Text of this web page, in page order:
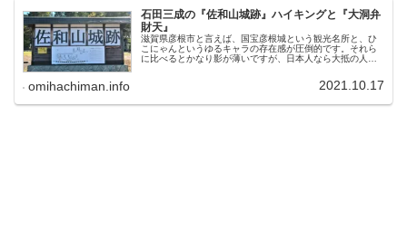
石田三成の『佐和山城跡』ハイキングと『大洞弁
財天』
滋賀県彦根市と言えば、国宝彦根城という観光名所と、ひ
こにゃんというゆるキャラの存在感が圧倒的です。それら
に比べるとかなり影が薄いですが、日本人なら大抵の人が
omihachiman.info 2021.10.17